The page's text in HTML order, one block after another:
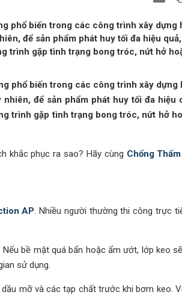
phổ biến trong các công trình xây dựng
để sản phẩm phát huy tối đa hiệu
trình gặp tình trạng bong tróc, nứt hở
phổ biến trong các công trình xây dựng
để sản phẩm phát huy tối đa hiệu
trình gặp tình trạng bong tróc, nứt hở
khắc phục ra sao? Hãy cùng Chống
AP. Nhiều người thường thi công trực
bề mặt quá bẩn hoặc ẩm ướt, lớp keo
sử dụng.
mỡ và các tạp chất trước khi bơm keo.